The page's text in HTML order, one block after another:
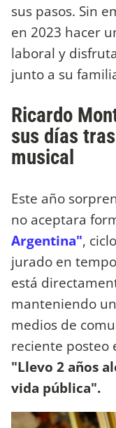
sus pasos. Sin
en 2023 hacer
laboral y
junto a su
Ricardo
sus días
musical
Este año
no aceptara
Argentina",
jurado en
está
manteniendo
medios de
reciente posteo
"Llevo 2 años
vida pública".